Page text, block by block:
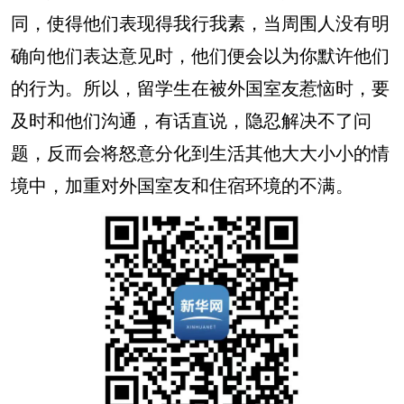
同，使得他们表现得我行我素，当周围人没有明
确向他们表达意见时，他们便会以为你默许他们
的行为。所以，留学生在被外国室友惹恼时，要
及时和他们沟通，有话直说，隐忍解决不了问
题，反而会将怒意分化到生活其他大大小小的情
境中，加重对外国室友和住宿环境的不满。